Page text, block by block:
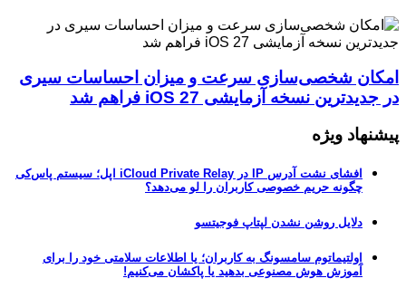
امکان شخصی‌سازی سرعت و میزان احساسات سیری
در جدیدترین نسخه آزمایشی iOS 27 فراهم شد
پیشنهاد ویژه
افشای نشت آدرس IP در iCloud Private Relay اپل؛ سیستم پاس‌کی
چگونه حریم خصوصی کاربران را لو می‌دهد؟
دلایل روشن نشدن لپتاپ فوجیتسو
اولتیماتوم سامسونگ به کاربران؛ یا اطلاعات سلامتی خود را برای
آموزش هوش مصنوعی بدهید یا پاکشان می‌کنیم!